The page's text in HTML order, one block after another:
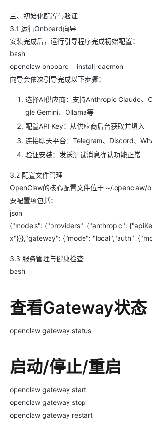
三、初始化配置与验证
3.1 运行Onboard向导
安装完成后，运行引导程序完成初始配置：
bash
openclaw onboard --install-daemon
向导会依次引导完成以下步骤：
选择AI供应商：支持Anthropic Claude、
gle Gemini、Ollama等
配置API Key：从供应商后台获取并填入
连接聊天平台：Telegram、Discord、
验证安装：发送测试消息确认功能正常
3.2 配置文件管理
OpenClaw的核心配置文件位于 ~/.openclaw/
要配置项包括：
json
{"models": {"providers": {"anthropic":
x"}}},"gateway": {"mode": "local","auth":
3.3 服务管理与健康检查
bash
查看Gateway状态
openclaw gateway status
启动/停止/重启
openclaw gateway start
openclaw gateway stop
openclaw gateway restart